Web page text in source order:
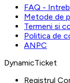
FAQ -
Metode de
Termeni si
Politica de
ANPC
DynamicTicket
Registrul